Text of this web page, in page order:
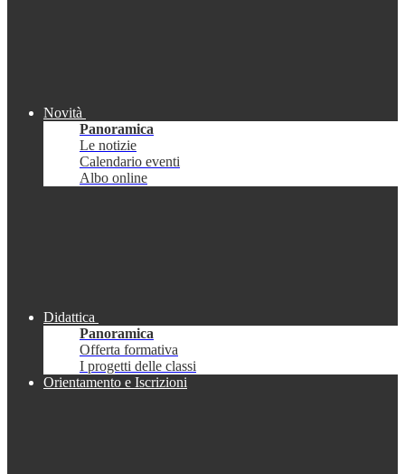
Novità
Panoramica
Le notizie
Calendario eventi
Albo online
Didattica
Panoramica
Offerta formativa
I progetti delle classi
Orientamento e Iscrizioni